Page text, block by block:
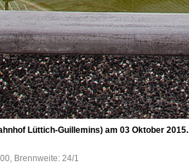
Lüttich-Guillemins) am 03 Oktober 2015.
Brennweite: 24/1